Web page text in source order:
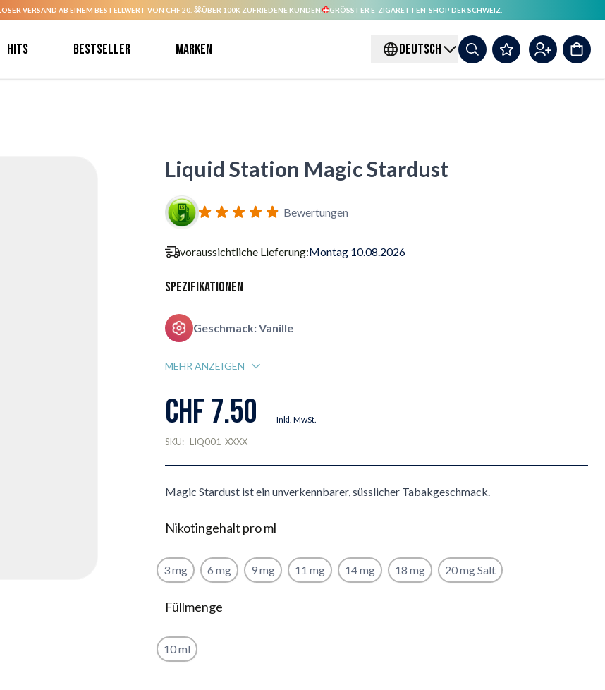
VERSAND AB EINEM BESTELLWERT VON CHF 20.- ÜBER 100K ZUFRIEDENE KUNDEN. GRÖSSTER E-ZIGARETTEN-SHOP DER SCHWEIZ.
Hits Bestseller Marken DEUTSCH
Liquid Station Magic Stardust
Bewertungen
voraussichtliche Lieferung:Montag 10.08.2026
Spezifikationen
Geschmack: Vanille
MEHR ANZEIGEN
CHF 7.50 Inkl. MwSt.
SKU: LIQ001-XXXX
Magic Stardust ist ein unverkennbarer, süsslicher Tabakgeschmack.
Nikotingehalt pro ml
3 mg 6 mg 9 mg 11 mg 14 mg 18 mg 20 mg Salt
Füllmenge
10 ml